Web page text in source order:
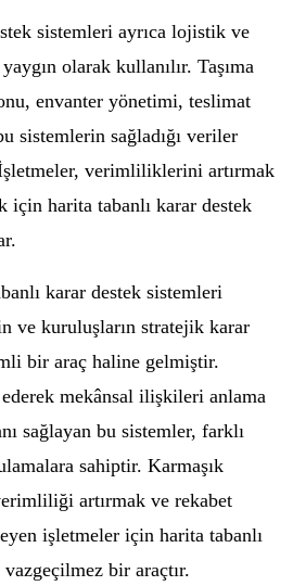
sistemleri ayrıca lojistik ve
olarak kullanılır. Taşıma
envanter yönetimi, teslimat
sistemlerin sağladığı veriler
verimliliklerini artırmak
için harita tabanlı karar destek
karar destek sistemleri
ve kuruluşların stratejik karar
bir araç haline gelmiştir.
mekânsal ilişkileri anlama
sağlayan bu sistemler, farklı
sahiptir. Karmaşık
artırmak ve rekabet
işletmeler için harita tabanlı
bir araçtır.